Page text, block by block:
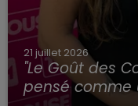
21 juillet 2026
"Le Goût des
pensé comme